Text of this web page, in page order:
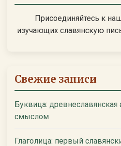
Присоединяйтесь к
изучающих славянскую
Свежие записи
Буквица:
смыслом
Глаголица: первый